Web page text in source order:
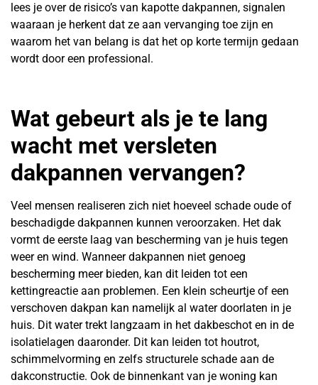
lees je over de risico’s van kapotte dakpannen, signalen
waaraan je herkent dat ze aan vervanging toe zijn en
waarom het van belang is dat het op korte termijn gedaan
wordt door een professional.
Wat gebeurt als je te lang
wacht met versleten
dakpannen vervangen?
Veel mensen realiseren zich niet hoeveel schade oude of
beschadigde dakpannen kunnen veroorzaken. Het dak
vormt de eerste laag van bescherming van je huis tegen
weer en wind. Wanneer dakpannen niet genoeg
bescherming meer bieden, kan dit leiden tot een
kettingreactie aan problemen. Een klein scheurtje of een
verschoven dakpan kan namelijk al water doorlaten in je
huis. Dit water trekt langzaam in het dakbeschot en in de
isolatielagen daaronder. Dit kan leiden tot houtrot,
schimmelvorming en zelfs structurele schade aan de
dakconstructie. Ook de binnenkant van je woning kan